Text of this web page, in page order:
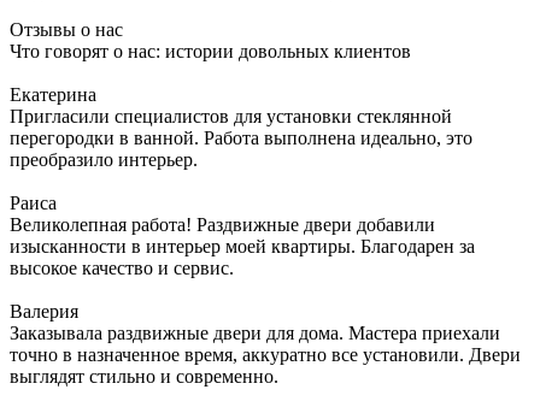
Отзывы о нас
Что говорят о нас: истории довольных клиентов
Екатерина
Пригласили специалистов для установки стеклянной
перегородки в ванной. Работа выполнена идеально, это
преобразило интерьер.
Раиса
Великолепная работа! Раздвижные двери добавили
изысканности в интерьер моей квартиры. Благодарен за
высокое качество и сервис.
Валерия
Заказывала раздвижные двери для дома. Мастера приехали
точно в назначенное время, аккуратно все установили. Двери
выглядят стильно и современно.